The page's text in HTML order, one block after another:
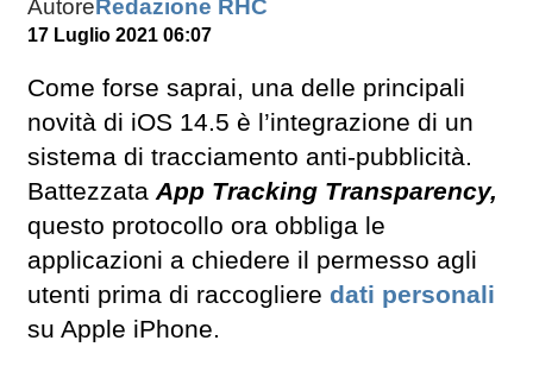
AutoreRedazione RHC
17 Luglio 2021 06:07
Come forse saprai, una delle principali
novità di iOS 14.5 è l’integrazione di un
sistema di tracciamento anti-pubblicità.
BattezzataApp Tracking Transparency,
questo protocollo ora obbliga le
applicazioni a chiedere il permesso agli
utenti prima di raccogliere dati personali
su Apple iPhone.